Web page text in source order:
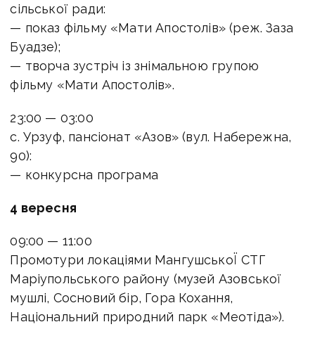
сільської ради:
— показ фільму «Мати Апостолів» (реж. Заза
Буадзе);
— творча зустріч із знімальною групою
фільму «Мати Апостолів».
23:00 — 03:00
с. Урзуф, пансіонат «Азов» (вул. Набережна,
90):
— конкурсна програма
4 вересня
09:00 — 11:00
Промотури локаціями МангушськоЇ СТГ
Маріупольського району (музей Азовської
мушлі, Сосновий бір, Гора Кохання,
Національний природний парк «Меотіда»).